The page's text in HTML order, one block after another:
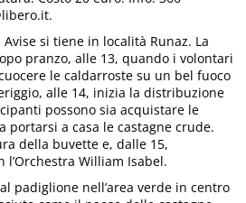
Avise si tiene in località Runaz. La
pranzo, alle 13, quando i volontari
le caldarroste su un bel fuoco
alle 14, inizia la distribuzione
possono sia acquistare le
portarsi a casa le castagne crude.
della buvette e, dalle 15,
l’Orchestra William Isabel.
padiglione nell’area verde in centro